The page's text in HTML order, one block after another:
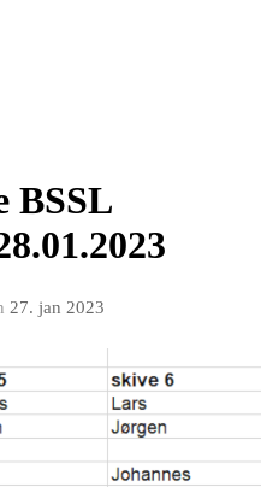
BSSL
27. jan 2023